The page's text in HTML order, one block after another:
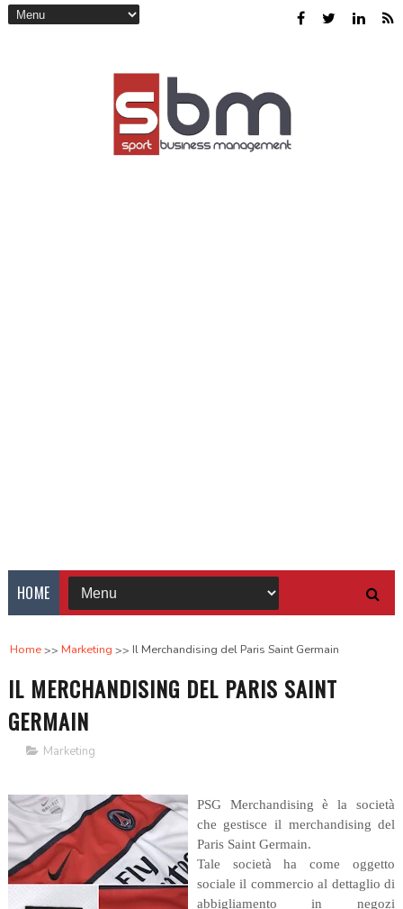
HOME
Home Marketing Il Merchandising del Paris Saint Germain
IL MERCHANDISING DEL PARIS SAINT
GERMAIN
Marketing
PSG Merchandising è la società
che gestisce il merchandising del
Paris Saint Germain.
Tale società ha come oggetto
sociale il commercio al dettaglio di
abbigliamento in negozi